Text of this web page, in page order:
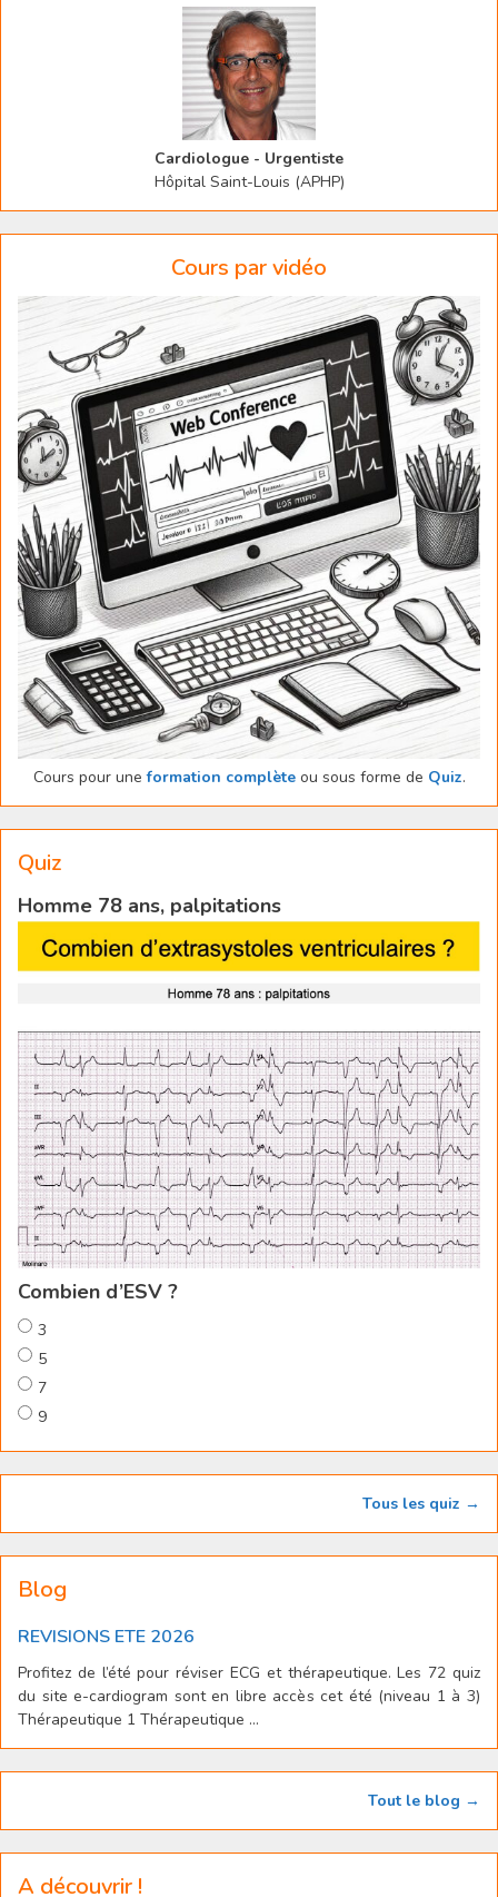
Cardiologue - Urgentiste
Hôpital Saint-Louis (APHP)
Cours par vidéo
Cours pour uneformation complèteou sous forme de Quiz.
Quiz
Homme 78 ans, palpitations
Combien d’ESV ?
3
5
7
9
Tous les quiz →
Blog
REVISIONS ETE 2026
Profitez de l’été pour réviser ECG et thérapeutique. Les 72 quiz
du site e-cardiogram sont en libre accès cet été (niveau 1 à 3)
Thérapeutique 1 Thérapeutique ...
Tout le blog →
A découvrir !